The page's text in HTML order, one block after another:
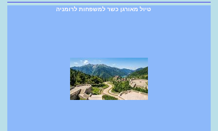
טיול מאורגן כשר למשפחות לרומניה